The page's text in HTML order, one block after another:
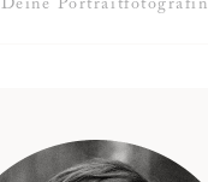
Deine Portraitfotografin